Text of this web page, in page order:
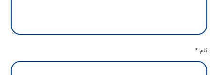
نام*